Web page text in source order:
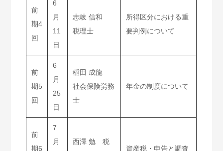
前
期4
回
6
月
11
日
志岐 信和
税理士
所得区分における重
要判例について
前
期5
回
6
月
25
日
稲田 成龍
社会保険労務
士
年金の制度について
前
期6
7
月
西澤 勉 税
資産税・申告と調査